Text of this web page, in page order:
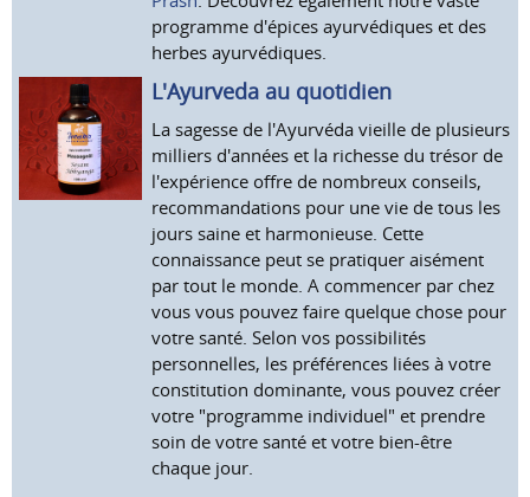
programme d'épices ayurvédiques et des
herbes ayurvédiques.
L'Ayurveda au quotidien
La sagesse de l'Ayurvéda vieille de plusieurs
milliers d'années et la richesse du trésor de
l'expérience offre de nombreux conseils,
recommandations pour une vie de tous les
jours saine et harmonieuse. Cette
connaissance peut se pratiquer aisément
par tout le monde. A commencer par chez
vous vous pouvez faire quelque chose pour
votre santé. Selon vos possibilités
personnelles, les préférences liées à votre
constitution dominante, vous pouvez créer
votre "programme individuel" et prendre
soin de votre santé et votre bien-être
chaque jour.